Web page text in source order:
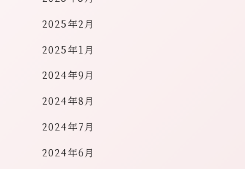
2025年2月
2025年1月
2024年9月
2024年8月
2024年7月
2024年6月